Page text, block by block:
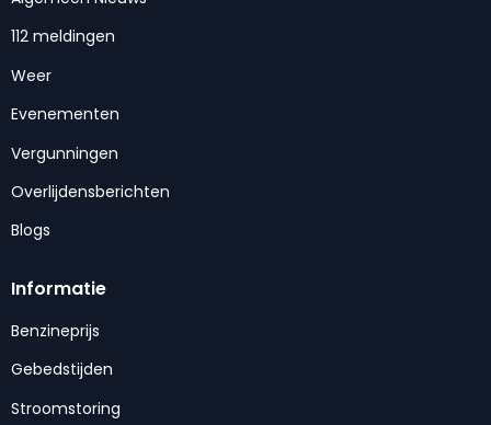
112 meldingen
Weer
Evenementen
Vergunningen
Overlijdensberichten
Blogs
Informatie
Benzineprijs
Gebedstijden
Stroomstoring